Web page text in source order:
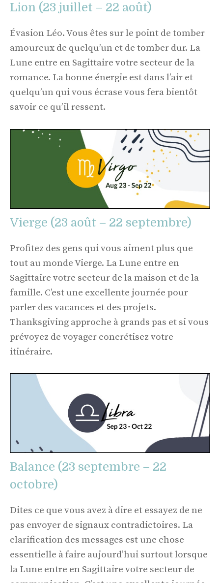
Lion (23 juillet – 22 août)
Évasion Léo. Vous êtes sur le point de tomber
amoureux de quelqu’un et de tomber dur. La
Lune entre en Sagittaire votre secteur de la
romance. La bonne énergie est dans l’air et
quelqu’un qui vous écrase vous fera bientôt
savoir ce qu’il ressent.
Vierge (23 août – 22 septembre)
Profitez des gens qui vous aiment plus que
tout au monde Vierge. La Lune entre en
Sagittaire votre secteur de la maison et de la
famille. C’est une excellente journée pour
parler des vacances et des projets.
Thanksgiving approche à grands pas et si vous
prévoyez de voyager concrétisez votre
itinéraire.
Balance (23 septembre – 22
octobre)
Dites ce que vous avez à dire et essayez de ne
pas envoyer de signaux contradictoires. La
clarification des messages est une chose
essentielle à faire aujourd’hui surtout lorsque
la Lune entre en Sagittaire votre secteur de